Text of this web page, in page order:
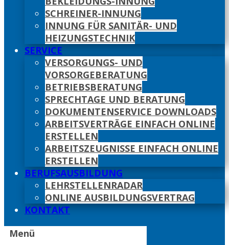
SCHREINER-INNUNG
INNUNG FÜR SANITÄR- UND
HEIZUNGSTECHNIK
SERVICE
VERSORGUNGS- UND
VORSORGEBERATUNG
BETRIEBSBERATUNG
SPRECHTAGE UND BERATUNG
DOKUMENTENSERVICE DOWNLOADS
ARBEITSVERTRÄGE EINFACH ONLINE
ERSTELLEN
ARBEITSZEUGNISSE EINFACH ONLINE
ERSTELLEN
BERUFSAUSBILDUNG
LEHRSTELLENRADAR
ONLINE AUSBILDUNGSVERTRAG
KONTAKT
Menü